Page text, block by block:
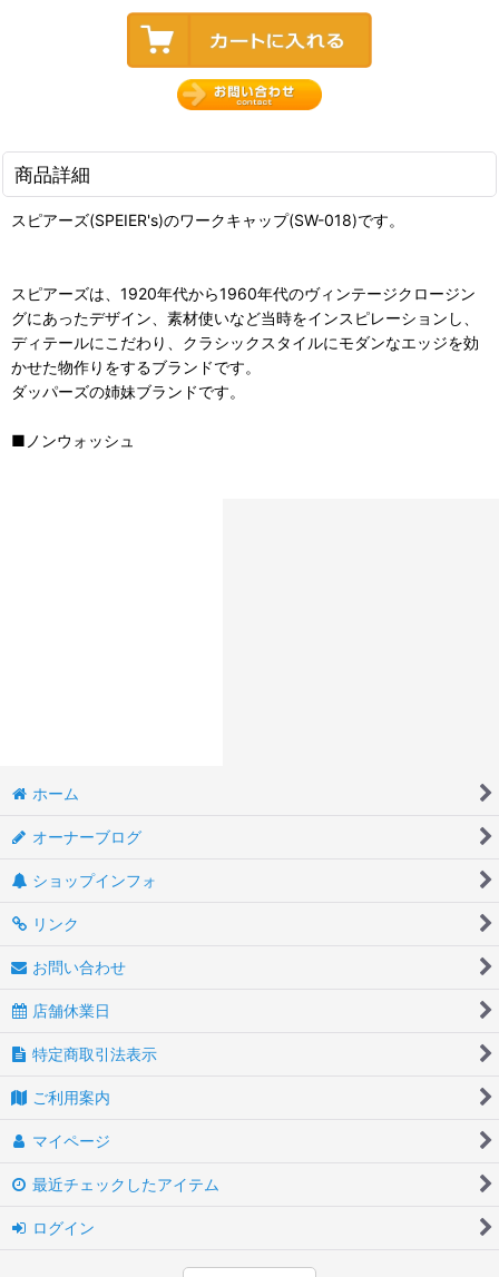
商品詳細
スピアーズ(SPEIER's)のワークキャップ(SW-018)です。
スピアーズは、1920年代から1960年代のヴィンテージクロージン
グにあったデザイン、素材使いなど当時をインスピレーションし、
ディテールにこだわり、クラシックスタイルにモダンなエッジを効
かせた物作りをするブランドです。
ダッパーズの姉妹ブランドです。
■ノンウォッシュ
ホーム
オーナーブログ
ショップインフォ
リンク
お問い合わせ
店舗休業日
特定商取引法表示
ご利用案内
マイページ
最近チェックしたアイテム
ログイン